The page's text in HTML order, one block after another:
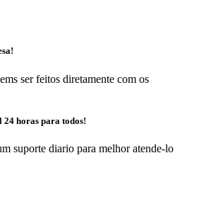
ser feitos diretamente com os
24 horas para todos!
suporte diario para melhor atende-lo